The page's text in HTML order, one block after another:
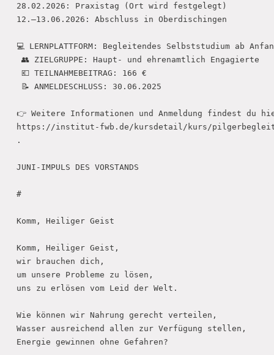
28.02.2026: Praxistag (Ort wird festgelegt)
12.–13.06.2026: Abschluss in Oberdischingen
💻 LERNPLATTFORM: Begleitendes Selbststudium ab
👥 ZIELGRUPPE: Haupt- und ehrenamtlich Engagierte
💶 TEILNAHMEBEITRAG: 166 €
📝 ANMELDESCHLUSS: 30.06.2025
👉 Weitere Informationen und Anmeldung findest du
https://institut-fwb.de/kursdetail/kurs/
.
JUNI-IMPULS DES VORSTANDS
#
Komm, Heiliger Geist
Komm, Heiliger Geist,
wir brauchen dich,
um unsere Probleme zu lösen,
uns zu erlösen vom Leid der Welt.
Wie können wir Nahrung gerecht verteilen,
Wasser ausreichend allen zur Verfügung stellen,
Energie gewinnen ohne Gefahren?